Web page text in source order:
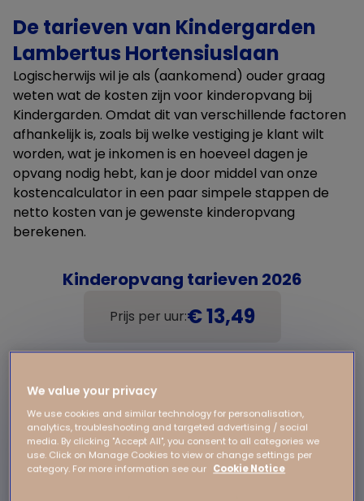
De tarieven van Kindergarden
Lambertus Hortensiuslaan
Logischerwijs wil je als (aankomend) ouder graag
weten wat de kosten zijn voor kinderopvang bij
Kindergarden. Omdat dit van verschillende factoren
afhankelijk is, zoals bij welke vestiging je klant wilt
worden, wat je inkomen is en hoeveel dagen je
opvang nodig hebt, kan je door middel van onze
kostencalculator in een paar simpele stappen de
netto kosten van je gewenste kinderopvang
berekenen.
Kinderopvang tarieven 2026
Prijs per uur:€ 13,49
We value your privacy
We use cookies and similar technology for personalisation,
analytics, troubleshooting and targeted advertising / social
media. By clicking "Accept All", you consent to all categories we
use. Click on Manage Cookies to view or change settings per
category. For more information see our Cookie Notice